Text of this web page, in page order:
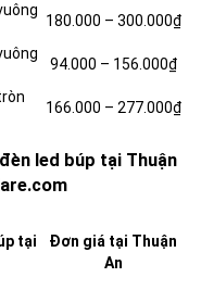
180.000 – 300.000₫
94.000 – 156.000₫
166.000 – 277.000₫
led búp tại Thuận
tại
Đơn giá tại Thuận
An